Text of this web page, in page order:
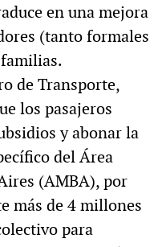
en una mejora
(tanto formales
de Transporte,
los pasajeros
y abonar la
del Área
(AMBA), por
más de 4 millones
para